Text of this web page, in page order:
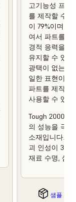
고기능성 프로
를 제작할 수
이 79%이며 열
여서 파트를
경적 응력을
유지할 수 있
광택이 없는
일한 표현이
파트를 제작하
사용할 수 있습
Tough 2000
의 성능을 극
소재입니다.
괴 인성이 3배
재료 수명, 심
샘플